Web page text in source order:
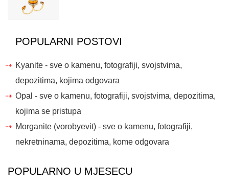
POPULARNI POSTOVI
Kyanite - sve o kamenu, fotografiji, svojstvima,
depozitima, kojima odgovara
Opal - sve o kamenu, fotografiji, svojstvima, depozitima,
kojima se pristupa
Morganite (vorobyevit) - sve o kamenu, fotografiji,
nekretninama, depozitima, kome odgovara
POPULARNO U MJESECU